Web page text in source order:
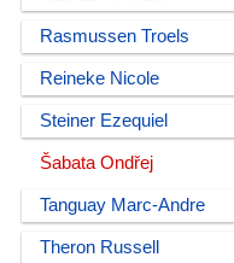
Rasmussen Troels
Reineke Nicole
Steiner Ezequiel
Šabata Ondřej
Tanguay Marc-Andre
Theron Russell